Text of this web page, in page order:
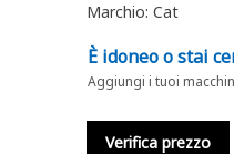
Marchio: Cat
È idoneo o stai
Aggiungi i tuoi
Verifica prezzo